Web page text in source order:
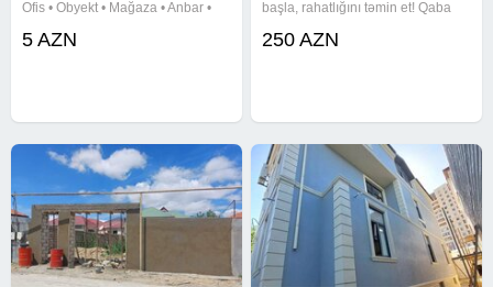
Ofis • Obyekt • Mağaza • Anbar •
arakəsmələrin sökülməsi Kafel,
5 AZN
başla, rahatlığını təmin et! Qaba
başlayır Sıfırdan peşəkar tikinti
250 AZN